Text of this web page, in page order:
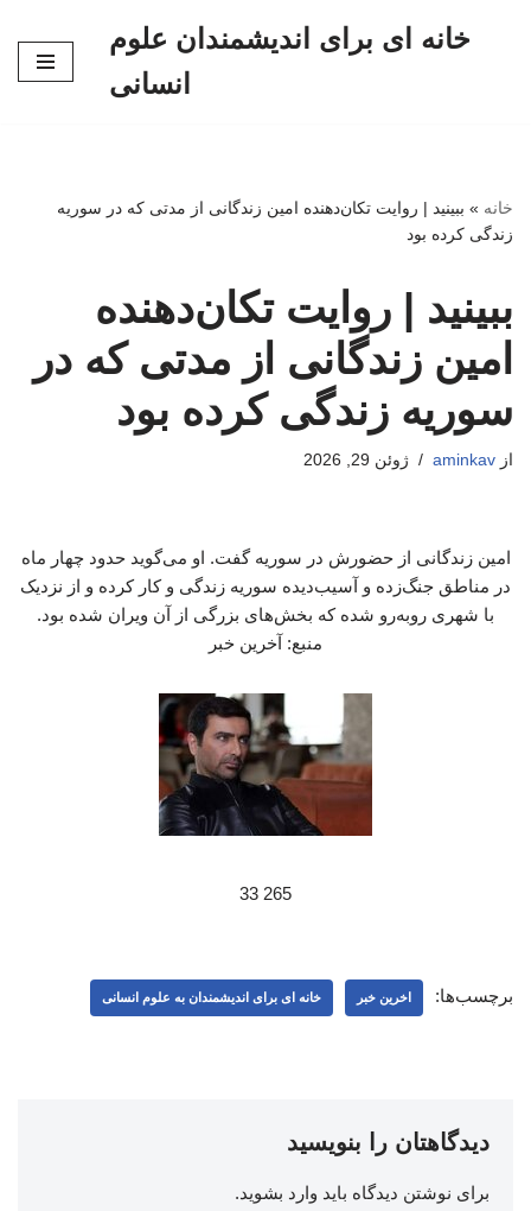
خانه ای برای اندیشمندان علوم
انسانی
خانه » ببینید | روایت تکان‌دهنده امین زندگانی از مدتی که در سوریه
زندگی کرده بود
ببینید | روایت تکان‌دهنده
امین زندگانی از مدتی که در
سوریه زندگی کرده بود
از aminkav ژوئن 29, 2026
امین زندگانی از حضورش در سوریه گفت. او می‌گوید حدود چهار ماه
در مناطق جنگ‌زده و آسیب‌دیده سوریه زندگی و کار کرده و از نزدیک
با شهری روبه‌رو شده که بخش‌های بزرگی از آن ویران شده بود.
منبع: آخرین خبر
265 33
برچسب‌ها: اخرین خبر خانه ای برای اندیشمندان به علوم انسانی
دیدگاهتان را بنویسید
برای نوشتن دیدگاه باید وارد بشوید.